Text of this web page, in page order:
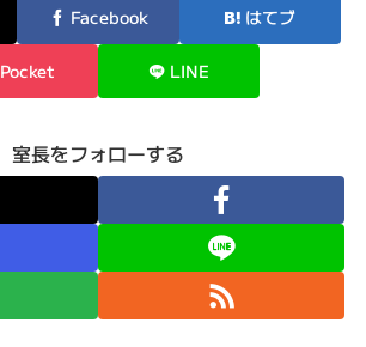
Facebook はてブ
Pocket LINE
室長をフォローする